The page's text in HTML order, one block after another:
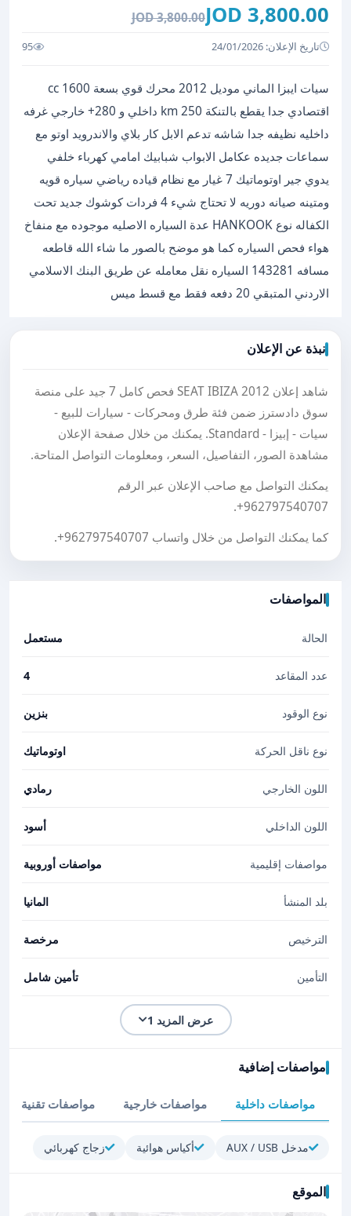
3,800.00 JOD
3,800.00 JOD
تاريخ الإعلان: 24/01/2026 95
سيات ايبزا الماني موديل 2012 محرك قوي بسعة 1600 cc
اقتصادي جدا يقطع بالتنكة 250 km داخلي و 280+ خارجي غرفه
داخليه نظيفه جدا شاشه تدعم الابل كار بلاي والاندرويد اوتو مع
سماعات جديده عكامل الابواب شبابيك امامي كهرباء خلفي
يدوي جير اوتوماتيك 7 غيار مع نظام قياده رياضي سياره قويه
ومتينه صيانه دوريه لا تحتاج شيء 4 فردات كوشوك جديد تحت
الكفاله نوع HANKOOK عدة السياره الاصليه موجوده مع منفاخ
هواء فحص السياره كما هو موضح بالصور ما شاء الله قاطعه
مسافه 143281 السياره نقل معامله عن طريق البنك الاسلامي
الاردني المتبقي 20 دفعه فقط مع قسط ميس
نبذة عن الإعلان
شاهد إعلان SEAT IBIZA 2012 فحص كامل 7 جيد على منصة
سوق دادسترز ضمن فئة طرق ومحركات - سيارات للبيع -
سيات - إبيزا - Standard. يمكنك من خلال صفحة الإعلان
مشاهدة الصور، التفاصيل، السعر، ومعلومات التواصل المتاحة.
يمكنك التواصل مع صاحب الإعلان عبر الرقم
+962797540707
.
كما يمكنك التواصل من خلال واتساب +962797540707
.
المواصفات
الحالة مستعمل
عدد المقاعد 4
نوع الوقود بنزين
نوع ناقل الحركة اوتوماتيك
اللون الخارجي رمادي
اللون الداخلي أسود
مواصفات إقليمية مواصفات أوروبية
بلد المنشأ المانيا
الترخيص مرخصة
التأمين تأمين شامل
عرض المزيد 1
مواصفات إضافية
مواصفات داخلية مواصفات خارجية مواصفات تقنية
مدخل AUX / USB أكياس هوائية زجاج كهربائي
الموقع